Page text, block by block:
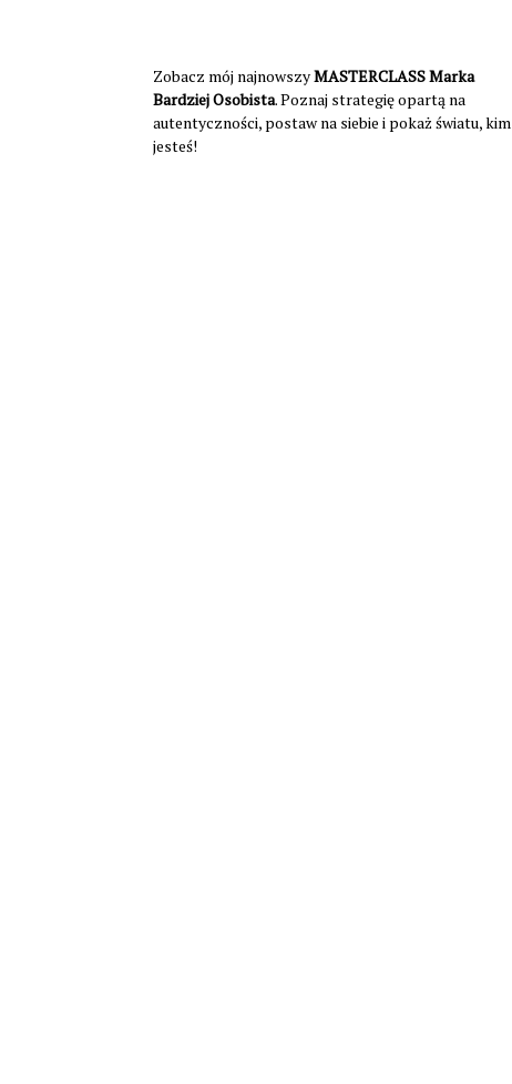
Zobacz mój najnowszyMASTERCLASS Marka
Bardziej Osobista. Poznaj strategię opartą na
autentyczności, postaw na siebie i pokaż światu, kim
jesteś!